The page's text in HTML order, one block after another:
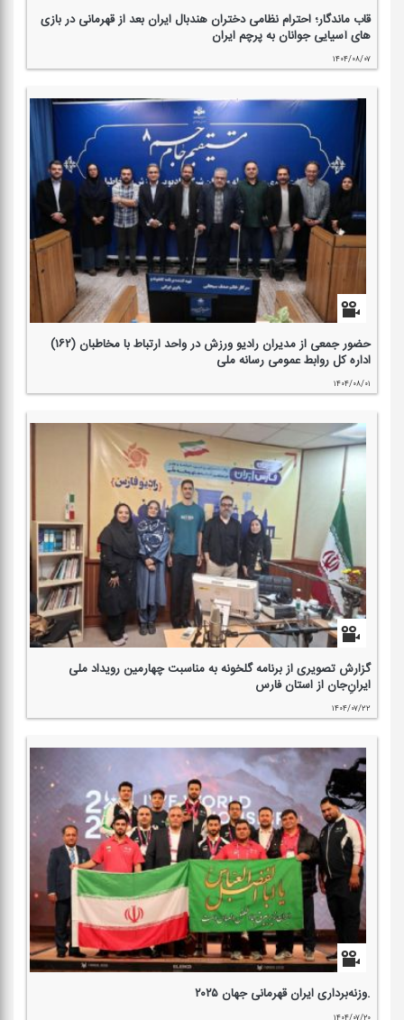
قاب ماندگار؛ احترام نظامی دختران هندبال ایران بعد از قهرمانی در بازی
های آسیایی جوانان به پرچم ایران
۱۴۰۴/۰۸/۰۷
حضور جمعی از مدیران رادیو ورزش در واحد ارتباط با مخاطبان (۱۶۲)
اداره كل روابط عمومی رسانه ملی
۱۴۰۴/۰۸/۰۱
گزارش تصویری از برنامه گلخونه به مناسبت چهارمین رویداد ملی
ایرانِ‌جان از استان فارس
۱۴۰۴/۰۷/۲۲
.وزنه‌برداری ایران قهرمانی جهان ۲۰۲۵
۱۴۰۴/۰۷/۲۰